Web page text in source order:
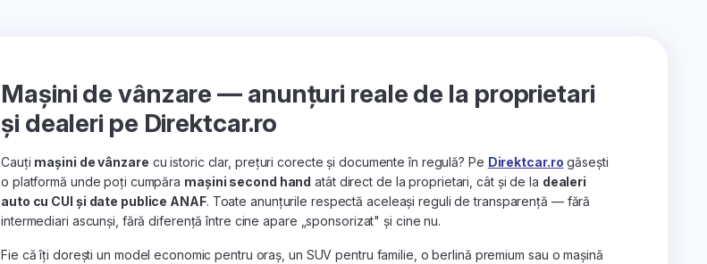
Mașini de vânzare — anunțuri reale de la proprietari
și dealeri pe Direktcar.ro
Cauți mașini de vânzare cu istoric clar, prețuri corecte și documente în regulă? Pe Direktcar.ro găsești
o platformă unde poți cumpăra mașini second hand atât direct de la proprietari, cât și de la dealeri
auto cu CUI și date publice ANAF. Toate anunțurile respectă aceleași reguli de transparență — fără
intermediari ascunși, fără diferență între cine apare „sponsorizat" și cine nu.
Fie că îți dorești un model economic pentru oraș, un SUV pentru familie, o berlină premium sau o mașină